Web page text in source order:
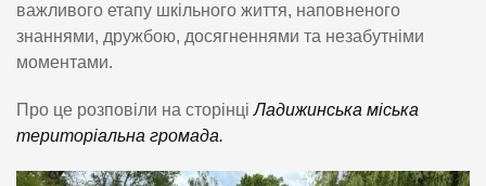
важливого етапу шкільного життя, наповненого
знаннями, дружбою, досягненнями та незабутніми
моментами.
Про це розповіли на сторінціЛадижинська міська
територіальна громада.